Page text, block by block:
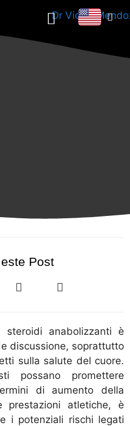
este Post
steroidi anabolizzanti è
discussione, soprattutto
sulla salute del cuore.
possano promettere
di aumento della
prestazioni atletiche, è
i potenziali rischi legati